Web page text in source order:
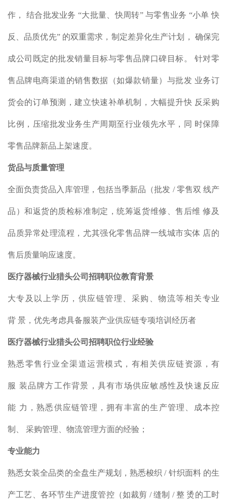
作， 结合批发业务 “大批量、快周转” 与零售业务 “小单 快
反、品质优先” 的双重需求，制定差异化生产计划， 确保完
成公司既定的批发销量目标与零售品牌口碑目标。 针对零
售品牌电商渠道的销售数据（如爆款销量）与批发 业务订
货会的订单预测，建立快速补单机制，大幅提升快 反采购
比例，压缩批发业务生产周期至行业领先水平，同 时保障
零售品牌新品上架速度。
货品与质量管理
全面负责货品入库管理，包括当季新品（批发 / 零售双 线产
品）和返货的质检标准制定，统筹返货维修、售后维 修及
品质异常处理流程，尤其强化零售品牌一线城市实体 店的
售后质量响应速度。
医疗器械行业猎头公司招聘职位教育背景
大专及以上学历，供应链管理、采购、物流等相关专业
背 景，优先考虑具备服装产业供应链专项培训经历者
医疗器械行业猎头公司招聘职位行业经验
熟悉零售行业全渠道运营模式，有相关供应链资源，有
服 装品牌方工作背景，具有市场供应敏感性及快速反应
能 力，熟悉供应链管理，拥有丰富的生产管理、成本控
制、 采购管理、物流管理方面的经验；
专业能力
熟悉女装全品类的全盘生产规划，熟悉梭织 / 针织面料 的生
产工艺、各环节生产进度管控（如裁剪 / 缝制 / 整 烫的工时